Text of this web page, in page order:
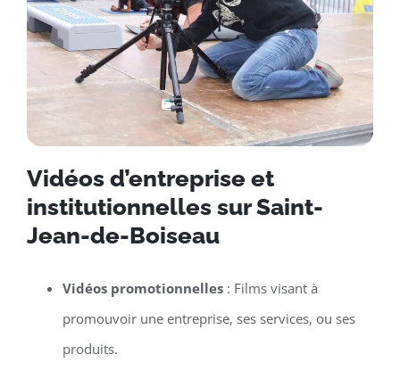
Vidéos d’entreprise et
institutionnelles sur Saint-
Jean-de-Boiseau
Vidéos promotionnelles: Films visant à
promouvoir une entreprise, ses services, ou ses
produits.